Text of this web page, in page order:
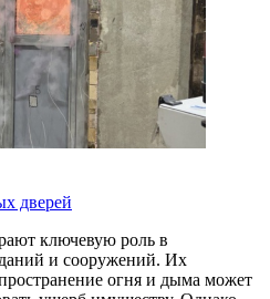
дверей
ключевую роль в
и сооружений. Их
огня и дыма может